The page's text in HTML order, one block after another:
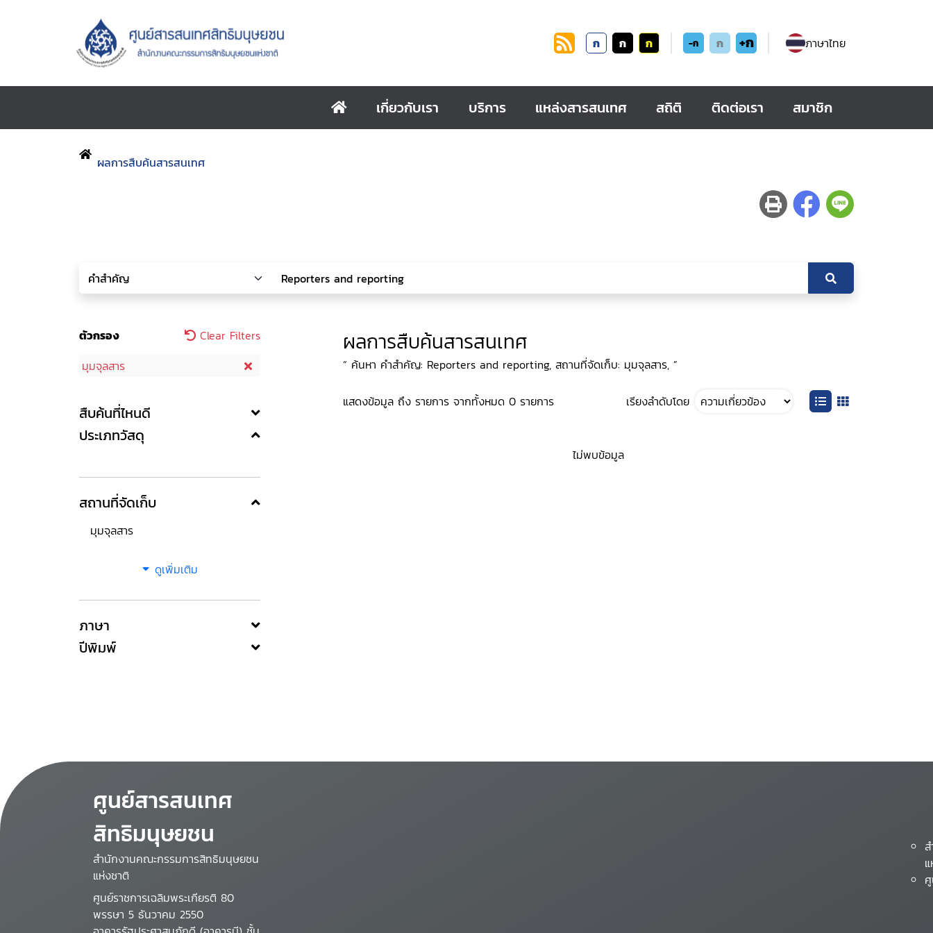
ก ก ก -ก ก +ก ภาษาไทย
เกี่ยวกับเรา บริการ แหล่งสารสนเทศ สถิติ ติดต่อเรา สมาชิก
ผลการสืบค้นสารสนเทศ
ตัวกรอง
Clear Filters
มุมจุลสาร
สืบค้นที่ไหนดี
ประเภทวัสดุ
สถานที่จัดเก็บ
มุมจุลสาร
ดูเพิ่มเติม
ภาษา
ปีพิมพ์
ผลการสืบค้นสารสนเทศ
“ ค้นหา คำสำคัญ: Reporters and reporting, สถานที่จัดเก็บ: มุมจุลสาร, ”
แสดงข้อมูล ถึง รายการ จากทั้งหมด 0 รายการ เรียงลำดับโดย
ไม่พบข้อมูล
ศูนย์สารสนเทศ
สิทธิมนุษยชน
สำนักงานคณะกรรมการสิทธิมนุษยชน
แห่งชาติ
ศูนย์ราชการเฉลิมพระเกียรติ 80
พรรษา 5 ธันวาคม 2550